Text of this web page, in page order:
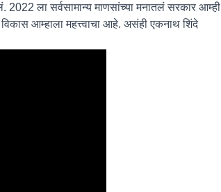
ला सर्वसामान्य माणसांच्या मनातलं सरकार आम्ही
आम्हाला महत्त्वाचा आहे. असंही एकनाथ शिंदे